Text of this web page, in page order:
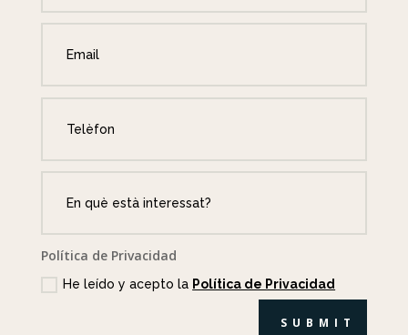
Política de Privacidad
He leído y acepto la Política de Privacidad
SUBMIT